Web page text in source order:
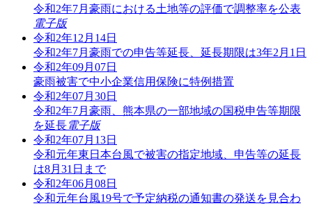
令和2年7月豪雨における土地等の評価で調整率を公表
電子版
令和2年12月14日
令和2年7月豪雨での申告等延長、延長期限は3年2月1日
令和2年09月07日
豪雨被害で中小企業信用保険に特例措置
令和2年07月30日
令和2年7月豪雨、熊本県の一部地域の国税申告等期限
を延長電子版
令和2年07月13日
令和元年東日本台風で被害の指定地域、申告等の延長
は8月31日まで
令和2年06月08日
令和元年台風19号で予定納税の通知書の発送を見合わ